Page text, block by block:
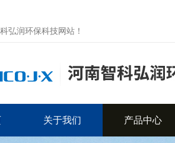
弘润环保科技网站！
关于我们 产品中心